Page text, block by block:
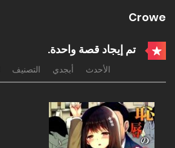
Crowe
تم إيجاد قصة واحدة.
الأحدث أبجدي التصنيف